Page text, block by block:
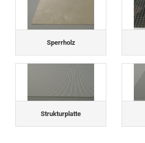
Sperrholz
Strukturplatte